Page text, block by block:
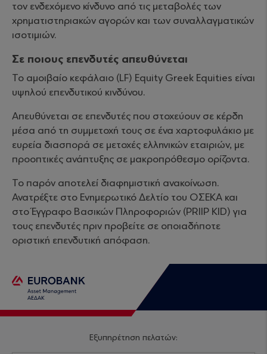
τον ενδεχόμενο κίνδυνο από τις μεταβολές των
χρηματιστηριακών αγορών και των συναλλαγματικών
ισοτιμιών.
Σε ποιους επενδυτές απευθύνεται
Το αμοιβαίο κεφάλαιο (LF) Equity Greek Equities είναι
υψηλού επενδυτικού κινδύνου.
Απευθύνεται σε επενδυτές που στοχεύουν σε κέρδη
μέσα από τη συμμετοχή τους σε ένα χαρτοφυλάκιο με
ευρεία διασπορά σε μετοχές ελληνικών εταιριών, με
προοπτικές ανάπτυξης σε μακροπρόθεσμο ορίζοντα.
Το παρόν αποτελεί διαφημιστική ανακοίνωση.
Ανατρέξτε στο Ενημερωτικό Δελτίο του ΟΣΕΚΑ και
στο Έγγραφο Βασικών Πληροφοριών (PRIIP KID) για
τους επενδυτές πριν προβείτε σε οποιαδήποτε
οριστική επενδυτική απόφαση.
Εξυπηρέτηση πελατών: